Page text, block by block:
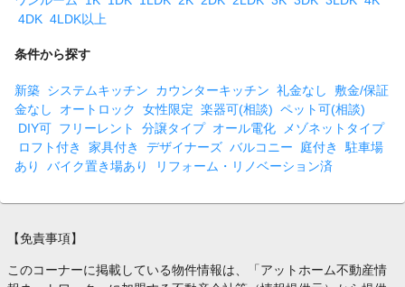
4DK 4LDK以上
条件から探す
新築 システムキッチン カウンターキッチン 礼金なし
敷金/保証
金なし
オートロック 女性限定 楽器可(相談) ペット可(相談)
DIY可 フリーレント 分譲タイプ オール電化
メゾネットタイプ
ロフト付き
家具付き デザイナーズ バルコニー 庭付き
駐車場
あり
バイク置き場あり リフォーム・リノベーション済
【免責事項】
このコーナーに掲載している物件情報は、「アットホーム不動産情